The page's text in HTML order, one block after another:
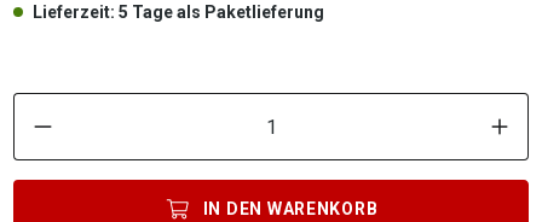
Lieferzeit: 5 Tage als Paketlieferung
IN DEN WARENKORB